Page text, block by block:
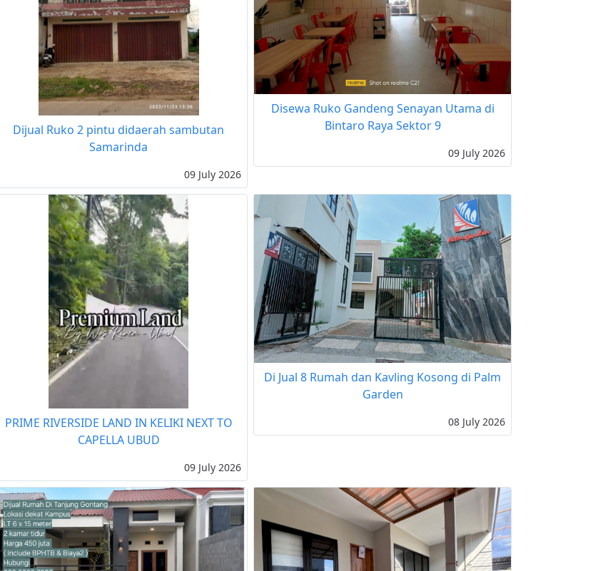
Dijual Ruko 2 pintu didaerah sambutan
Samarinda
09 July 2026
Disewa Ruko Gandeng Senayan Utama di
Bintaro Raya Sektor 9
09 July 2026
PRIME RIVERSIDE LAND IN KELIKI NEXT TO
CAPELLA UBUD
09 July 2026
Di Jual 8 Rumah dan Kavling Kosong di Palm
Garden
08 July 2026